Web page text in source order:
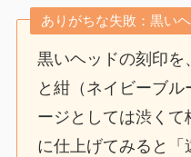
ありがちな失敗：黒い
黒いヘッドの刻印を
と紺（ネイビーブ
ージとしては渋く
に仕上げてみると